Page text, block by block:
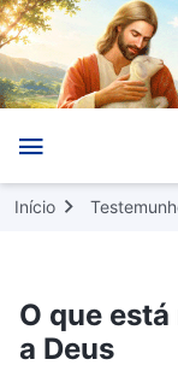
Início
O que
a Deus